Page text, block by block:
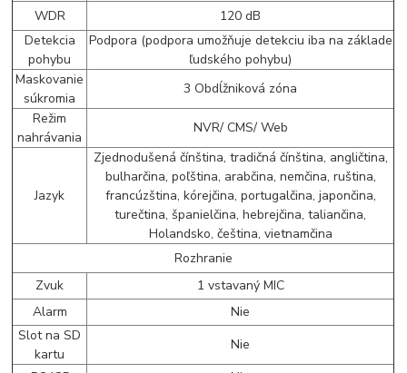
WDR
120 dB
Detekcia
pohybu
Podpora (podpora umožňuje detekciu iba na základe
ľudského pohybu)
Maskovanie
súkromia
3 Obdĺžniková zóna
Režim
nahrávania
NVR/ CMS/ Web
Jazyk
Zjednodušená čínština, tradičná čínština, angličtina,
bulharčina, poľština, arabčina, nemčina, ruština,
francúzština, kórejčina, portugalčina, japončina,
turečtina, španielčina, hebrejčina, taliančina,
Holandsko, čeština, vietnamčina
Rozhranie
Zvuk
1 vstavaný MIC
Alarm
Nie
Slot na SD
kartu
Nie